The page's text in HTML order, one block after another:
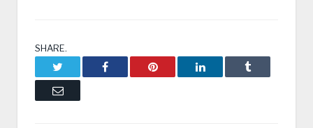
SHARE.
Facebook Pinterest LinkedIn Tumblr
Email